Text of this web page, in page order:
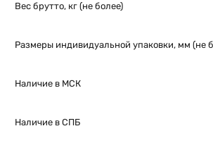
Вес брутто, кг (не более)
Размеры индивидуальной упаковки, мм (не
Наличие в МСК
Наличие в СПБ